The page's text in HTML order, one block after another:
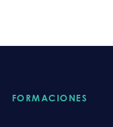
FORMACIONES